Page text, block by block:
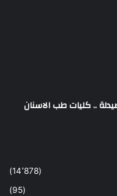
.. كليات طب الاسنان
(14٬878)
(95)